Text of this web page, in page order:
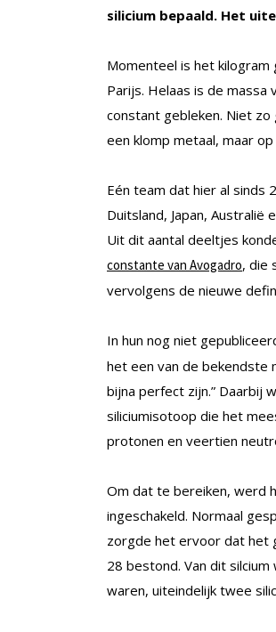
silicium bepaald. Het
Momenteel is het
Parijs. Helaas is de
constant gebleken. Niet
een klomp metaal, maar
Eén team dat hier al sinds
Duitsland, Japan, Australië
Uit dit aantal deeltjes
constante van Avogadro, die
vervolgens de nieuwe
In hun nog niet
het een van de bekendste
bijna perfect zijn.” Daarbij
siliciumisotoop die het
protonen en veertien
Om dat te bereiken, werd
ingeschakeld. Normaal
zorgde het ervoor dat het
28 bestond. Van dit
waren, uiteindelijk twee